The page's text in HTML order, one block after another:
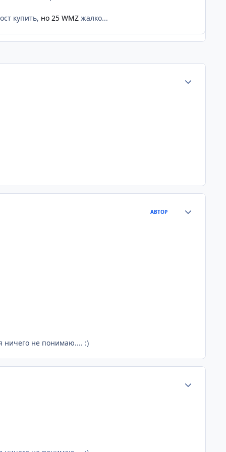
купить, но 25 WMZ жалко...
АВТОР
ничего не понимаю.... :)